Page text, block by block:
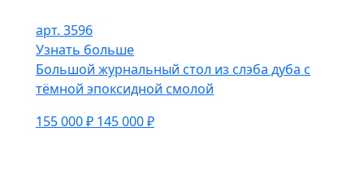
арт. 3596
Узнать больше
Большой журнальный стол из слэба дуба с
тёмной эпоксидной смолой
155 000 ₽ 145 000 ₽